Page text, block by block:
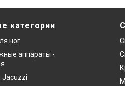
категории
ног
аппараты -
Jacuzzi